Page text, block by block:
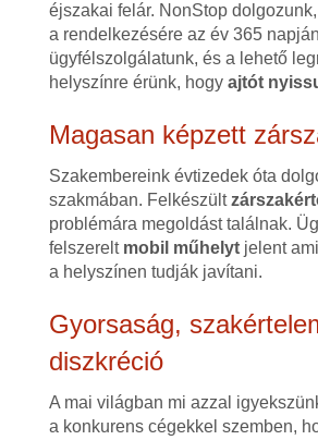
éjszakai felár. NonStop
a rendelkezésére az év 365
ügyfélszolgálatunk, és a lehető
helyszínre érünk, hogy ajtót
Magasan képzett
Szakembereink évtizedek óta
szakmában. Felkészült
problémára megoldást találnak.
felszerelt mobil műhelytjelent
a helyszínen tudják javítani.
Gyorsaság,
diszkréció
A mai világban mi azzal
a konkurens cégekkel szemben,